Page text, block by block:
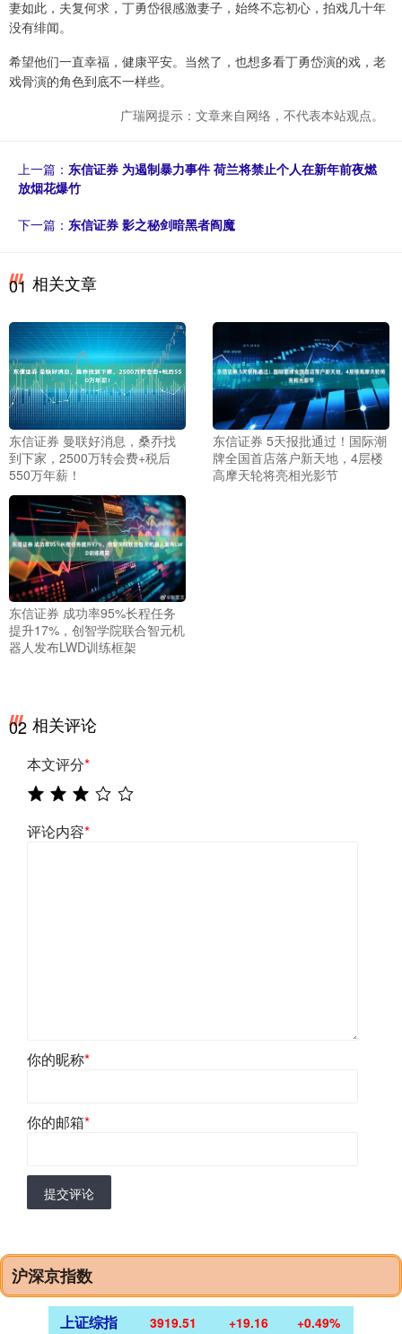
妻如此，夫复何求，丁勇岱很感激妻子，始终不忘初心，拍戏几十年
没有绯闻。
希望他们一直幸福，健康平安。当然了，也想多看丁勇岱演的戏，老
戏骨演的角色到底不一样些。
广瑞网提示：文章来自网络，不代表本站观点。
上一篇： 东信证券 为遏制暴力事件 荷兰将禁止个人在新年前夜燃
放烟花爆竹
下一篇： 东信证券 影之秘剑暗黑者阎魔
01 相关文章
东信证券 曼联好消息，桑乔找
到下家，2500万转会费+税后
550万年薪！
东信证券 5天报批通过！国际潮
牌全国首店落户新天地，4层楼
高摩天轮将亮相光影节
东信证券 成功率95%长程任务
提升17%，创智学院联合智元机
器人发布LWD训练框架
02 相关评论
本文评分*
评论内容*
你的昵称*
你的邮箱*
提交评论
沪深京指数
上证综指 3919.51 +19.16 +0.49%